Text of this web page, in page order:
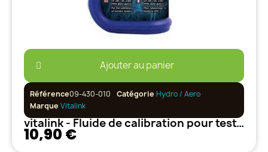
Ajouter au panier
Référence09-430-010 Catégorie Hydro / Aero
Marque Vitalink
vitalink - Fluide de calibration pour testeur EC - 1L
10,90 €